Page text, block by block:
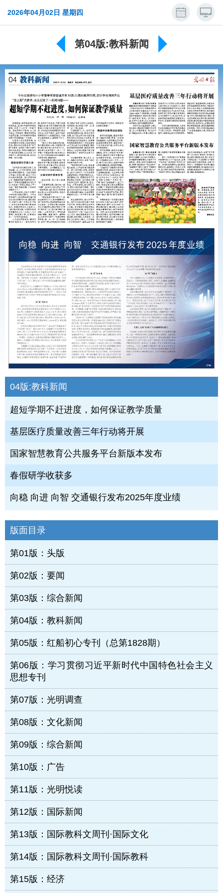
2026年04月02日 星期四
第04版:教科新闻
04版:教科新闻
超短学期不赶进度，如何保证教学质量
基层医疗质量改善三年行动将开展
国家智慧教育公共服务平台新版本发布
春假研学收获多
向稳 向进 向智 交通银行发布2025年度业绩
版面目录
第01版：头版
第02版：要闻
第03版：综合新闻
第04版：教科新闻
第05版：红船初心专刊（总第1828期）
第06版：学习贯彻习近平新时代中国特色社会主义
思想专刊
第07版：光明调查
第08版：文化新闻
第09版：综合新闻
第10版：广告
第11版：光明悦读
第12版：国际新闻
第13版：国际教科文周刊·国际文化
第14版：国际教科文周刊·国际教科
第15版：经济